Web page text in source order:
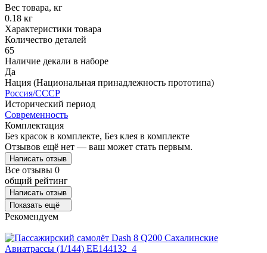
Вес товара, кг
0.18 кг
Характеристики товара
Количество деталей
65
Наличие декали в наборе
Да
Нация (Национальная принадлежность прототипа)
Россия/СССР
Исторический период
Современность
Комплектация
Без красок в комплекте, Без клея в комплекте
Отзывов ещё нет — ваш может стать первым.
Написать отзыв
Все отзывы 0
общий рейтинг
Написать отзыв
Показать ещё
Рекомендуем